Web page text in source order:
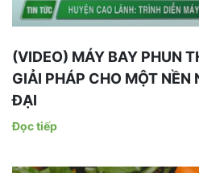
(VIDEO) MÁY BAY PHUN
GIẢI PHÁP CHO MỘT NỀN
ĐẠI
Đọc tiếp